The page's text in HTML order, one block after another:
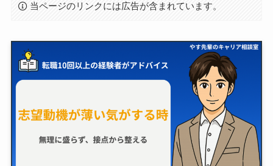
当ページのリンクには広告が含まれています。